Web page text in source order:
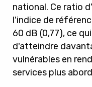
national. Ce ratio
l'indice de
60 dB (0,77), ce
d'atteindre
vulnérables en
services plus